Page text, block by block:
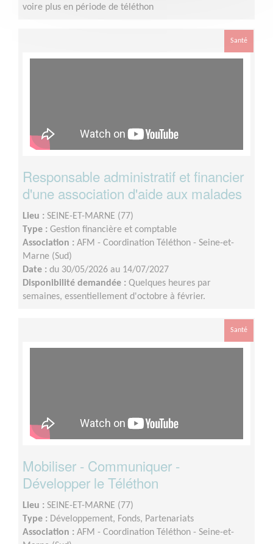
voire plus en période de téléthon
Santé
Responsable administratif et financier
d'une association d'aide aux malades
Lieu : SEINE-ET-MARNE (77)
Type : Gestion financière et comptable
Association : AFM - Coordination Téléthon - Seine-et-
Marne (Sud)
Date : du 30/05/2026 au 14/07/2027
Disponibilité demandée : Quelques heures par
semaines, essentiellement d'octobre à février.
Santé
Mobiliser - Communiquer -
Développer le Téléthon
Lieu : SEINE-ET-MARNE (77)
Type : Développement, Fonds, Partenariats
Association : AFM - Coordination Téléthon - Seine-et-